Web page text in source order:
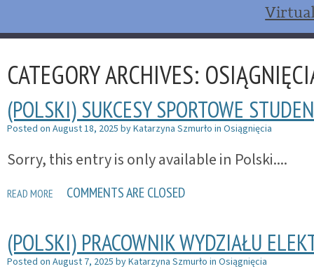
CATEGORY ARCHIVES:
(POLSKI) SUKCESY SPORTOWE
Posted on August 18, 2025 byKatarzyna Szmurło in Osiągnięcia
Sorry, this entry is only available in Polski....
READ MORE COMMENTS ARE CLOSED
(POLSKI) PRACOWNIK WYDZIAŁU
Posted on August 7, 2025 byKatarzyna Szmurło in Osiągnięcia